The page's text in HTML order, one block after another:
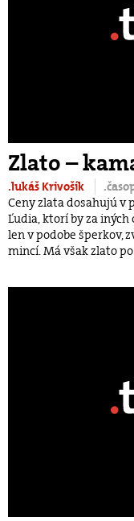
Zlato –
.lukáš Krivošík
Ceny zlata dosahujú v
Ľudia, ktorí by za
len v podobe šperkov,
mincí. Má však zlato